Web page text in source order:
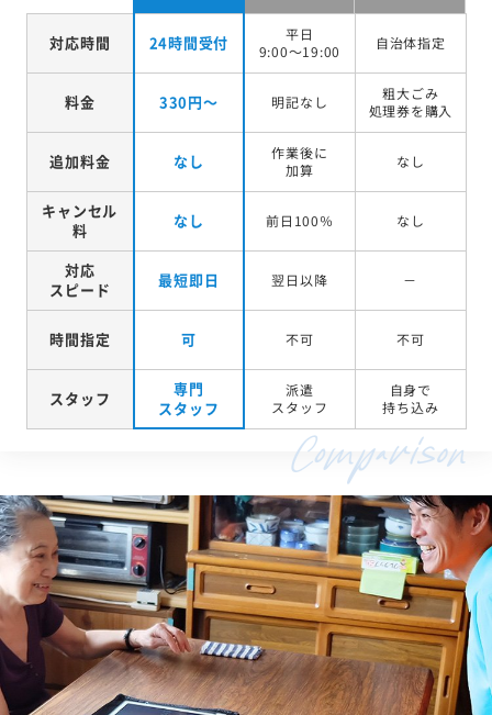
対応時間 24時間受付
平日
9:00～19:00
自治体指定
料金 330円～ 明記なし
粗大ごみ
処理券を購入
追加料金 なし
作業後に
加算
なし
キャンセル
料
なし 前日100％ なし
対応
スピード
最短即日 翌日以降 －
時間指定 可 不可 不可
スタッフ
専門
スタッフ
派遣
スタッフ
自身で
持ち込み